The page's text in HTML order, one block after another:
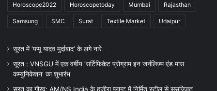
Horoscope2022 Horoscopetoday Mumbai Rajasthan
Samsung SMC Surat Textile Market Udaipur
सूरत में ‘पप्पू यादव मुर्दाबाद’ के लगे नारे
सूरत : VNSGU में एक वर्षीय ‘सर्टिफिकेट प्रोग्राम इन जर्नलिज्म एंड मास
कम्युनिकेशन’ का शुभारंभ
सूरत का गौरव: AM/NS India के हज़ीरा प्लान्ट में निर्मित स्टील से सुसज्जित